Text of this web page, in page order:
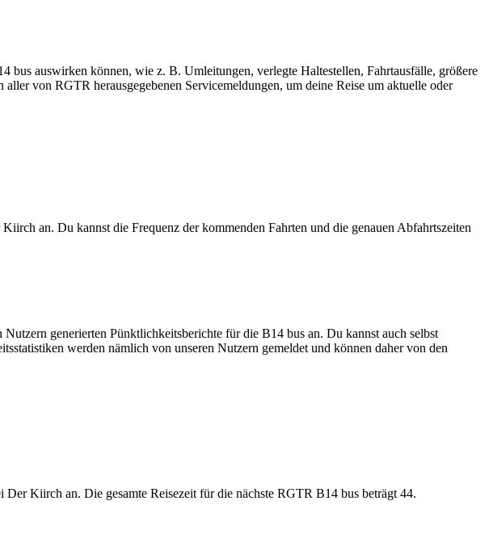
bus auswirken können, wie z. B. Umleitungen, verlegte Haltestellen, Fahrtausfälle, größere
aller von RGTR herausgegebenen Servicemeldungen, um deine Reise um aktuelle oder
an. Du kannst die Frequenz der kommenden Fahrten und die genauen Abfahrtszeiten
Nutzern generierten Pünktlichkeitsberichte für die B14 bus an. Du kannst auch selbst
werden nämlich von unseren Nutzern gemeldet und können daher von den
Kiirch an. Die gesamte Reisezeit für die nächste RGTR B14 bus beträgt 44.